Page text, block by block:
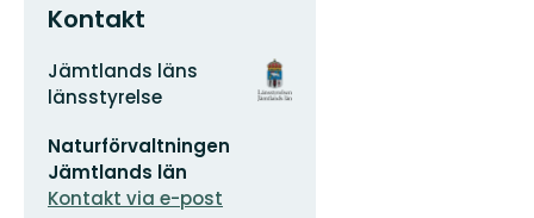
Kontakt
Adress
Jämtlands läns
länsstyrelse
postadress
Naturförvaltningen
Jämtlands län
Kontakt via e-post
Organisationens
logotyp